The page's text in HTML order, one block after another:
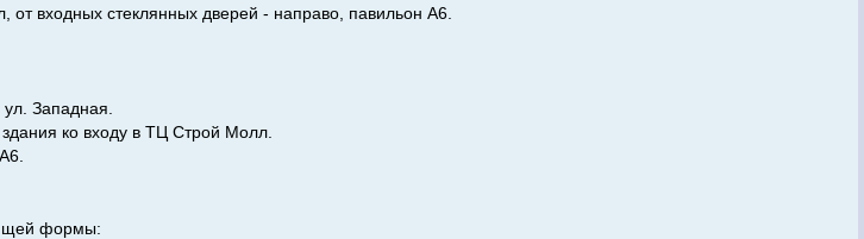
входных стеклянных дверей - направо, павильон А6.
Западная.
ко входу в ТЦ Строй Молл.
формы: